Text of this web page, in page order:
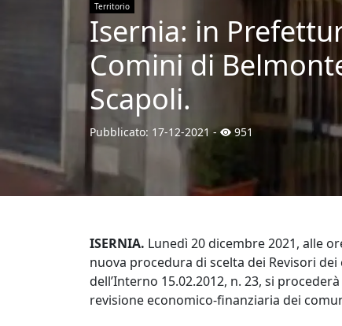
Territorio
Isernia: in
Comini di
Scapoli.
Pubblicato: 17-12-2021- 951
ISERNIA. Lunedì 20 dicembre 2021, alle
nuova procedura di scelta dei Revisori
dell’Interno 15.02.2012, n. 23, si
revisione economico-finanziaria dei